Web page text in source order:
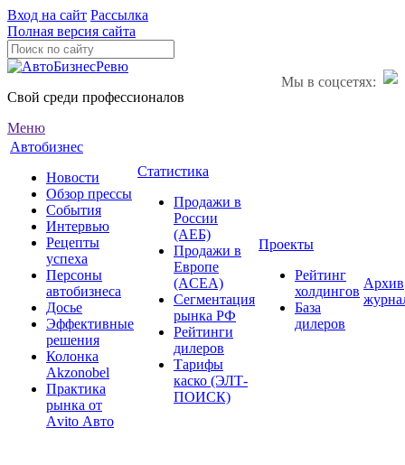
Вход на сайт Рассылка
Полная версия сайта
Мы в соцсетях:
Свой среди профессионалов
Меню
Автобизнес
Новости
Обзор прессы
События
Интервью
Рецепты
успеха
Персоны
автобизнеса
Досье
Эффективные
решения
Колонка
Akzonobel
Практика
рынка от
Аvito Авто
Статистика
Продажи в
России
(АЕБ)
Продажи в
Европе
(ACEA)
Сегментация
рынка РФ
Рейтинги
дилеров
Тарифы
каско (ЭЛТ-
ПОИСК)
Проекты
Рейтинг
холдингов
База
дилеров
Архив